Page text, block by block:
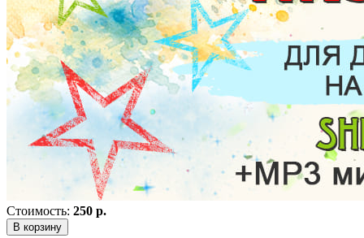
Стоимость: 250 р.
В корзину